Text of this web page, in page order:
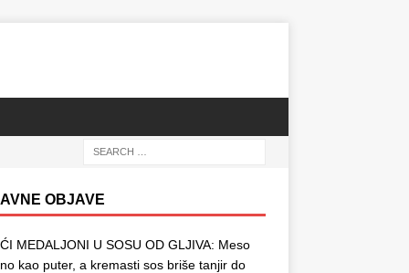
OBJAVE
MEDALJONI U SOSU OD GLJIVA: Meso
kao puter, a kremasti sos briše tanjir do